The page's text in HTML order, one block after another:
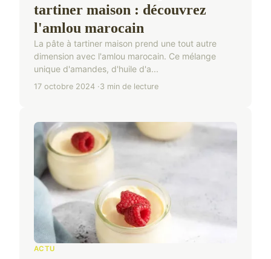
tartiner maison : découvrez
l'amlou marocain
La pâte à tartiner maison prend une tout autre
dimension avec l'amlou marocain. Ce mélange
unique d'amandes, d'huile d'a...
17 octobre 2024 3 min de lecture
ACTU